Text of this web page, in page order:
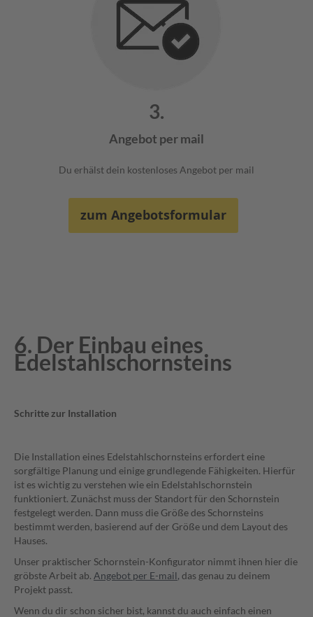
3.
Angebot per mail
Du erhälst dein kostenloses Angebot per mail
zum Angebotsformular
6. Der Einbau eines
Edelstahlschornsteins
Schritte zur Installation
Die Installation eines Edelstahlschornsteins erfordert eine
sorgfältige Planung und einige grundlegende Fähigkeiten. Hierfür
ist es wichtig zu verstehen wie ein Edelstahlschornstein
funktioniert. Zunächst muss der Standort für den Schornstein
festgelegt werden. Dann muss die Größe des Schornsteins
bestimmt werden, basierend auf der Größe und dem Layout des
Hauses.
Unser praktischer Schornstein-Konfigurator nimmt ihnen hier die
gröbste Arbeit ab. Angebot per E-mail, das genau zu deinem
Projekt passt.
Wenn du dir schon sicher bist, kannst du auch einfach einen